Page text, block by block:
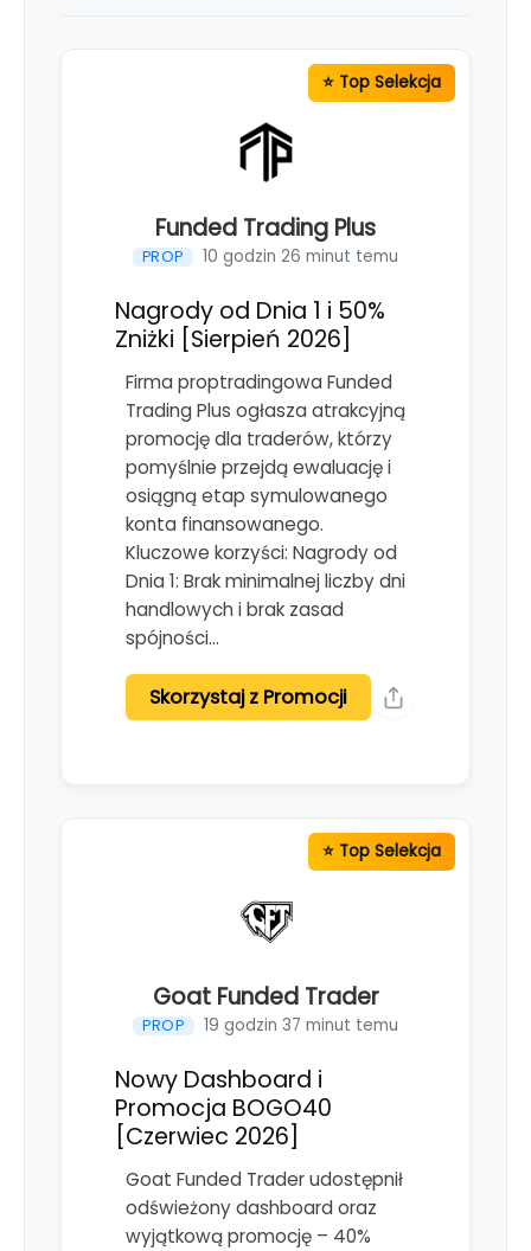
Funded Trading Plus
PROP 10 godzin 26 minut temu
Nagrody od Dnia 1 i 50%
Zniżki [Sierpień 2026]
Firma proptradingowa Funded
Trading Plus ogłasza atrakcyjną
promocję dla traderów, którzy
pomyślnie przejdą ewaluację i
osiągną etap symulowanego
konta finansowanego.
Kluczowe korzyści: Nagrody od
Dnia 1: Brak minimalnej liczby dni
handlowych i brak zasad
spójności…
Skorzystaj z Promocji
Goat Funded Trader
PROP 19 godzin 37 minut temu
Nowy Dashboard i
Promocja BOGO40
[Czerwiec 2026]
Goat Funded Trader udostępnił
odświeżony dashboard oraz
wyjątkową promocję – 40%